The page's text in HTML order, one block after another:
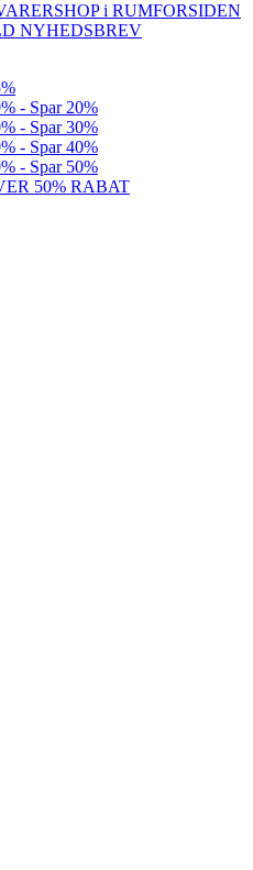
SHOP i RUMFORSIDEN
NYHEDSBREV
- Spar 20%
- Spar 30%
- Spar 40%
- Spar 50%
50% RABAT